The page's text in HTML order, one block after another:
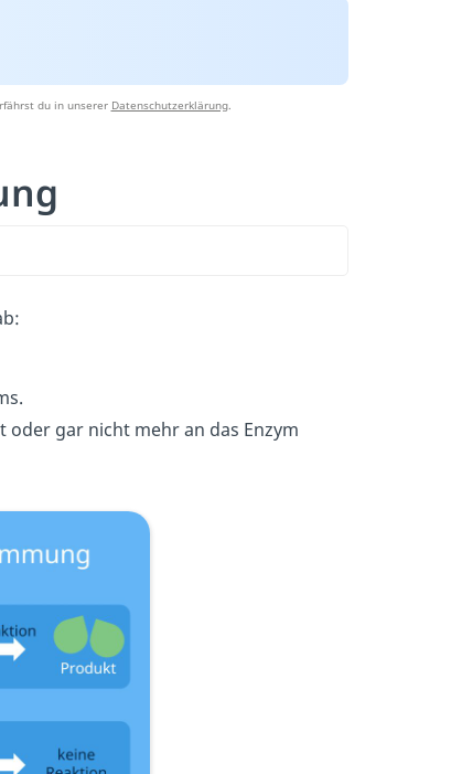
du in unserer Datenschutzerklärung.
gar nicht mehr an das Enzym